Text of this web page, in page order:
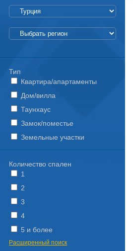
Тип
Квартира/апартаменты
Дом/вилла
Таунхаус
Замок/поместье
Земельные участки
Количество спален
1
2
3
4
5 и более
Расширенный поиск